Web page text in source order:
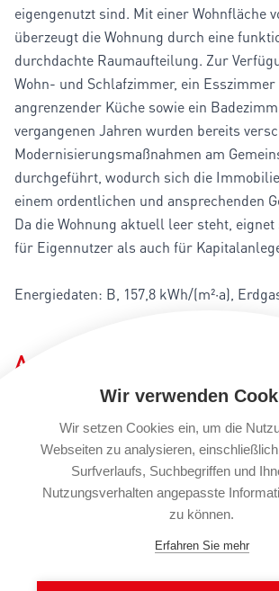
eigengenutzt sind. Mit einer Wohnfläche
überzeugt die Wohnung durch eine
durchdachte Raumaufteilung. Zur
Wohn- und Schlafzimmer, ein
angrenzender Küche sowie ein
vergangenen Jahren wurden bereits
Modernisierungsmaßnahmen am
durchgeführt, wodurch sich die
einem ordentlichen und ansprechenden
Da die Wohnung aktuell leer steht,
für Eigennutzer als auch für
Energiedaten: B, 157,8 kWh/(m²·a),
Ausstattung
Das Gebäude wurde im Jahr 1951 in
errichtet. Die Eigentumswohnung
gepflegten Zustand, ist jedoch
Die Bodenbeläge bestehen aus Parkett im
sowie PVC in den weiteren Räumen. Die
Küche und Esszimmer stammen aus
weitere Fenster auf der Wetterseite bereits
Wir verwenden
Wir setzen Cookies ein, um die
Webseiten zu analysieren,
Surfverlaufs, Suchbegriffen und
Nutzungsverhalten angepasste
zu können.
Erfahren Sie mehr